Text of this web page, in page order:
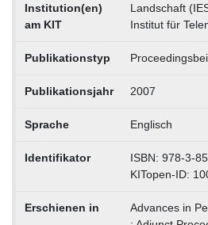
Institution(en)
am KIT
Landschaft
Institut für
Publikationstyp
Publikationsjahr 2007
Sprache Englisch
Identifikator
ISBN: 978-3-
KITopen-ID:
Erschienen in
Advances in